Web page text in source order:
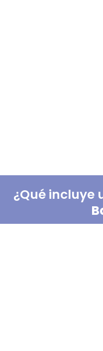
¿Qué incluye